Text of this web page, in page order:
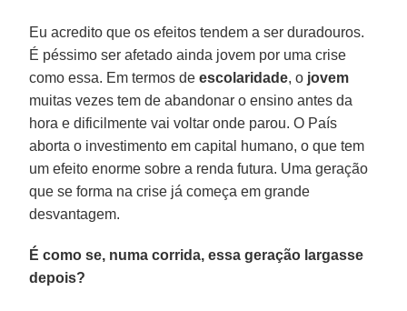
Eu acredito que os efeitos tendem a ser duradouros.
É péssimo ser afetado ainda jovem por uma crise
como essa. Em termos deescolaridade, o jovem
muitas vezes tem de abandonar o ensino antes da
hora e dificilmente vai voltar onde parou. O País
aborta o investimento em capital humano, o que tem
um efeito enorme sobre a renda futura. Uma geração
que se forma na crise já começa em grande
desvantagem.
É como se, numa corrida, essa geração largasse
depois?